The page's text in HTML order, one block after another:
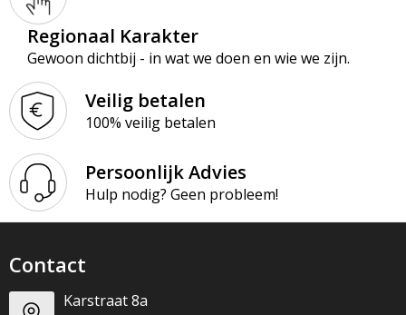
Regionaal Karakter
Gewoon dichtbij - in wat we doen en wie we zijn.
Veilig betalen
100% veilig betalen
Persoonlijk Advies
Hulp nodig? Geen probleem!
Contact
Karstraat 8a